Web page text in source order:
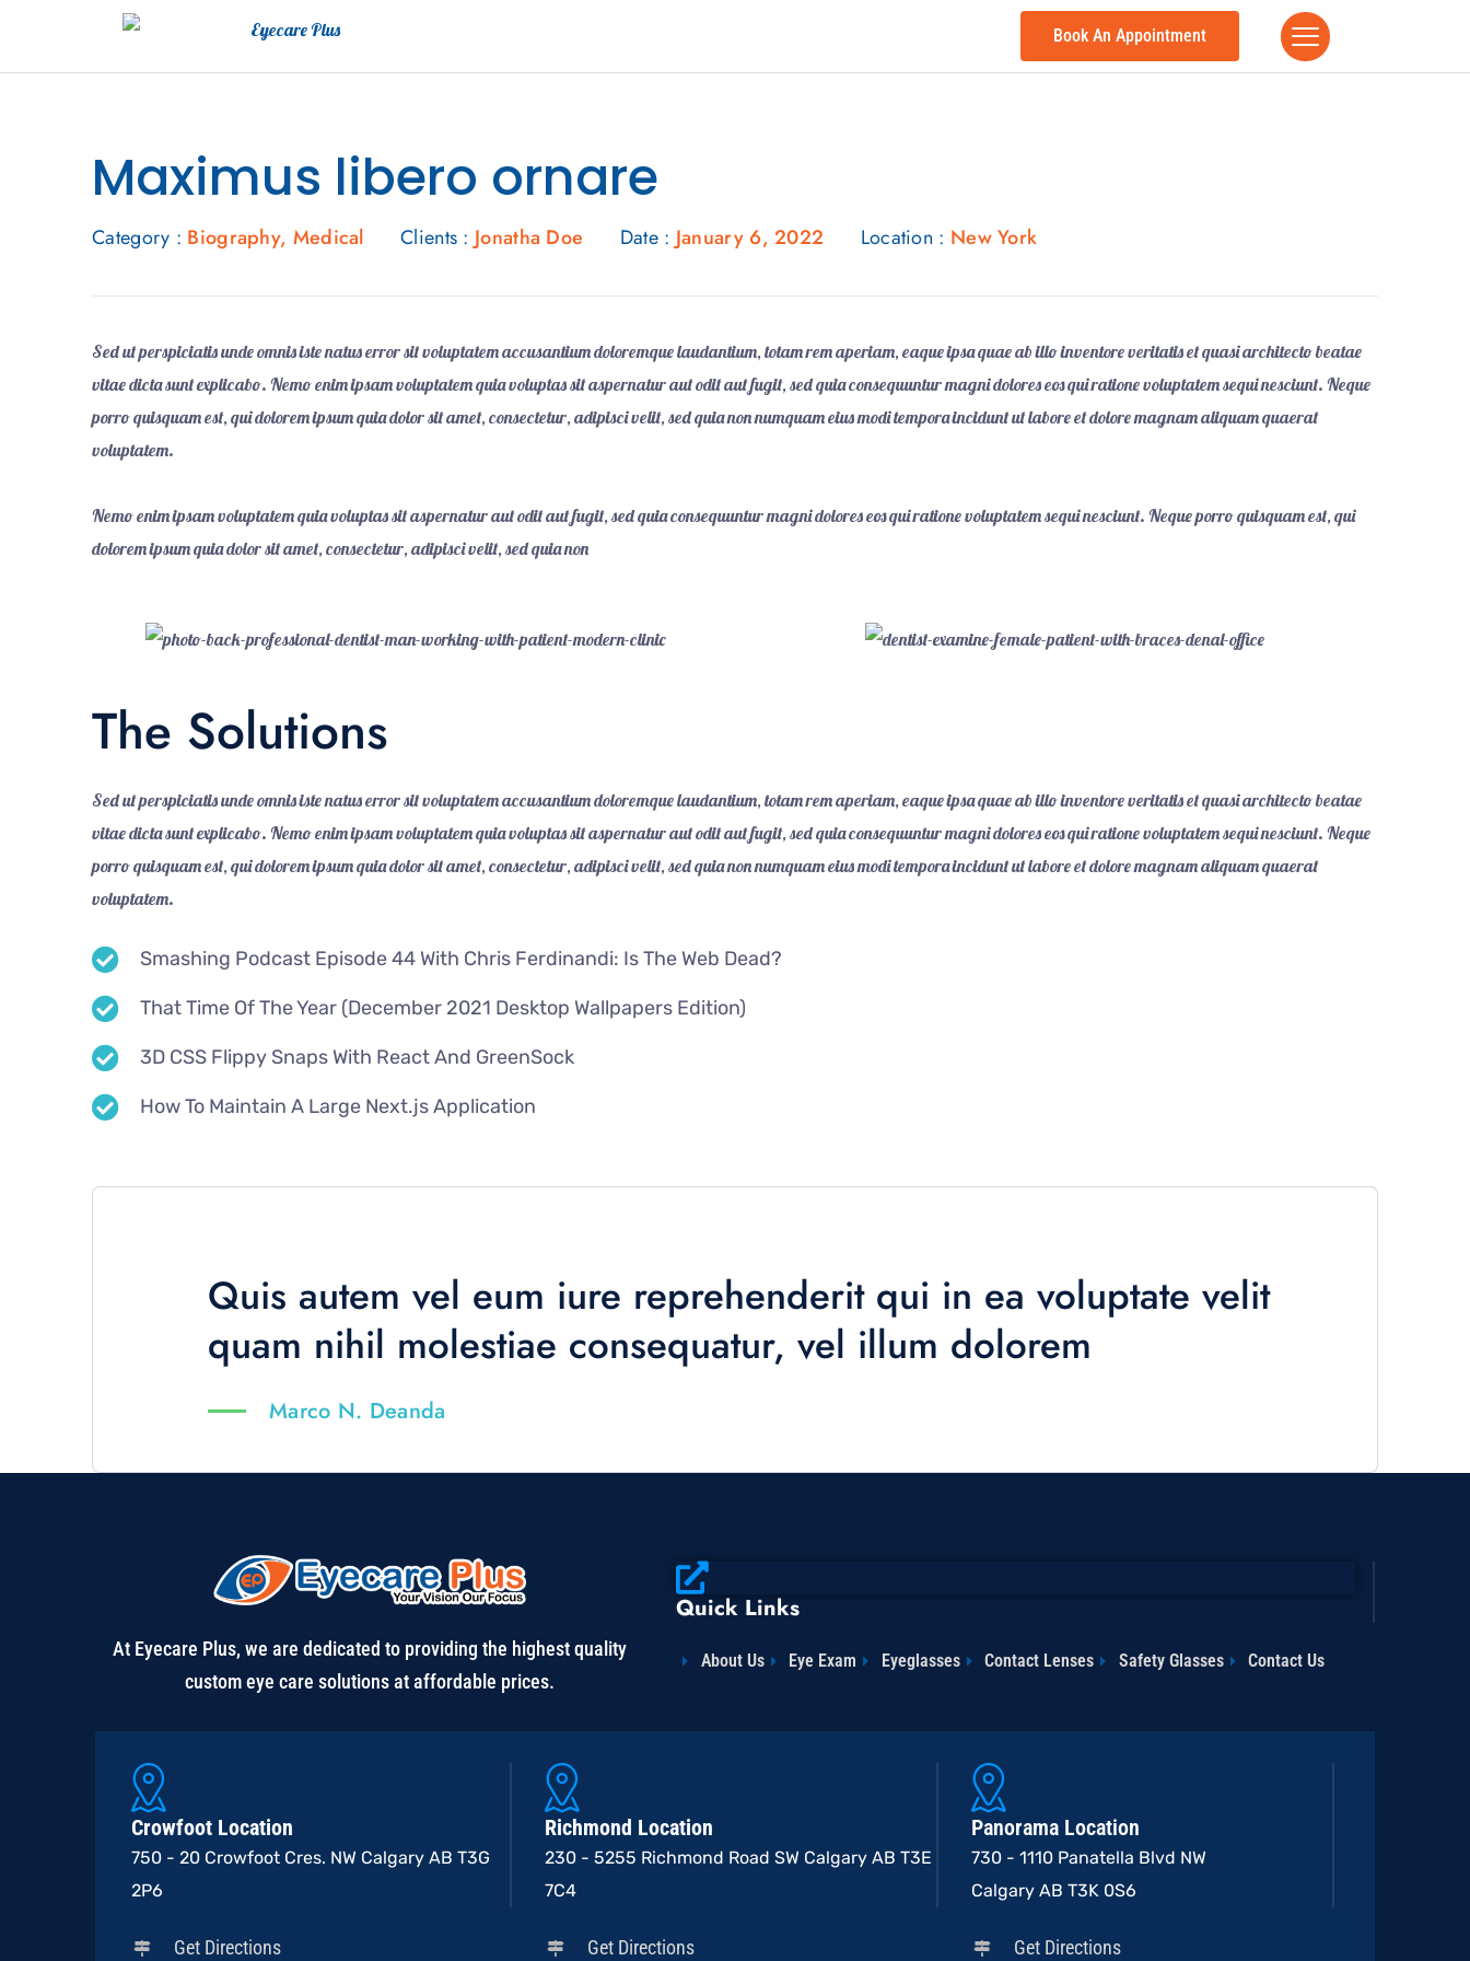
Book An Appointment
Maximus libero ornare
Category : Biography, Medical Clients : Jonatha Doe Date : January 6, 2022 Location : New York
Sed ut perspiciatis unde omnis iste natus error sit voluptatem accusantium doloremque laudantium, totam rem aperiam, eaque ipsa quae ab illo inventore veritatis et quasi architecto beatae
vitae dicta sunt explicabo. Nemo enim ipsam voluptatem quia voluptas sit aspernatur aut odit aut fugit, sed quia consequuntur magni dolores eos qui ratione voluptatem sequi nesciunt. Neque
porro quisquam est, qui dolorem ipsum quia dolor sit amet, consectetur, adipisci velit, sed quia non numquam eius modi tempora incidunt ut labore et dolore magnam aliquam quaerat
voluptatem.
Nemo enim ipsam voluptatem quia voluptas sit aspernatur aut odit aut fugit, sed quia consequuntur magni dolores eos qui ratione voluptatem sequi nesciunt. Neque porro quisquam est, qui
dolorem ipsum quia dolor sit amet, consectetur, adipisci velit, sed quia non
The Solutions
Sed ut perspiciatis unde omnis iste natus error sit voluptatem accusantium doloremque laudantium, totam rem aperiam, eaque ipsa quae ab illo inventore veritatis et quasi architecto beatae
vitae dicta sunt explicabo. Nemo enim ipsam voluptatem quia voluptas sit aspernatur aut odit aut fugit, sed quia consequuntur magni dolores eos qui ratione voluptatem sequi nesciunt. Neque
porro quisquam est, qui dolorem ipsum quia dolor sit amet, consectetur, adipisci velit, sed quia non numquam eius modi tempora incidunt ut labore et dolore magnam aliquam quaerat
voluptatem.
Smashing Podcast Episode 44 With Chris Ferdinandi: Is The Web Dead?
That Time Of The Year (December 2021 Desktop Wallpapers Edition)
3D CSS Flippy Snaps With React And GreenSock
How To Maintain A Large Next.js Application
Quis autem vel eum iure reprehenderit qui in ea voluptate velit
quam nihil molestiae consequatur, vel illum dolorem
Marco N. Deanda
At Eyecare Plus, we are dedicated to providing the highest quality
custom eye care solutions at affordable prices.
Quick Links
About Us Eye Exam Eyeglasses Contact Lenses Safety Glasses Contact Us
Crowfoot Location
750 - 20 Crowfoot Cres. NW Calgary AB T3G
2P6
Get Directions
Richmond Location
230 - 5255 Richmond Road SW Calgary AB T3E
7C4
Get Directions
Panorama Location
730 - 1110 Panatella Blvd NW
Calgary AB T3K 0S6
Get Directions